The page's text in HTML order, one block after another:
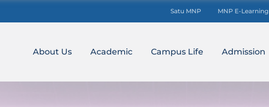
Satu MNP MNP E-Learning
About Us Academic Campus Life Admission